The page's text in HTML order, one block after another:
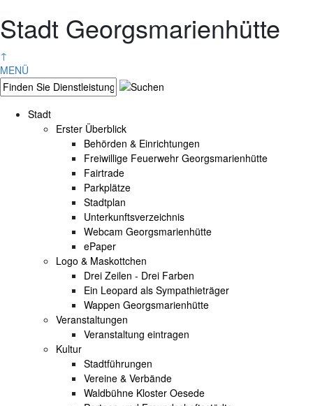
Stadt Georgsmarienhütte
↑
MENÜ
Stadt
Erster Überblick
Behörden & Einrichtungen
Freiwillige Feuerwehr Georgsmarienhütte
Fairtrade
Parkplätze
Stadtplan
Unterkunftsverzeichnis
Webcam Georgsmarienhütte
ePaper
Logo & Maskottchen
Drei Zeilen - Drei Farben
Ein Leopard als Sympathieträger
Wappen Georgsmarienhütte
Veranstaltungen
Veranstaltung eintragen
Kultur
Stadtführungen
Vereine & Verbände
Waldbühne Kloster Oesede